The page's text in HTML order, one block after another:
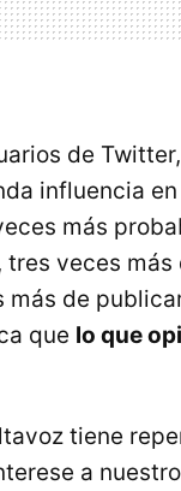
de
influencia
más
veces
de
que lo que
tiene
a